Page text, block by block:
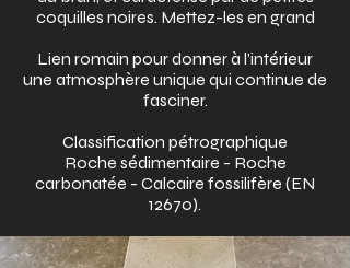
coquilles noires. Mettez-les en grand
Lien romain pour donner à l'intérieur
une atmosphère unique qui continue de
fasciner.
Classification pétrographique
Roche sédimentaire - Roche
carbonatée - Calcaire fossilifère (EN
12670).